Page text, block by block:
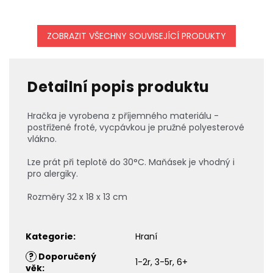
ZOBRAZIT VŠECHNY SOUVISEJÍCÍ PRODUKTY
Detailní popis produktu
Hračka je vyrobena z příjemného materiálu -
postřižené froté, vycpávkou je pružné polyesterové
vlákno.
Lze prát při teplotě do 30°C. Maňásek je vhodný i
pro alergiky.
Rozměry 32 x 18 x 13 cm
Kategorie:
Hraní
? Doporučený
věk: 1-2r, 3-5r, 6+